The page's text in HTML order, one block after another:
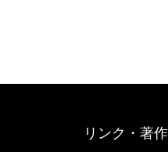
リンク・著